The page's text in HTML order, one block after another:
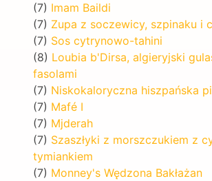
(7) Imam Baildi
(7) Zupa z soczewicy, szpinaku i
(7) Sos cytrynowo-tahini
(8) Loubia b'Dirsa, algieryjski
fasolami
(7) Niskokaloryczna hiszpańska
(7) Mafé I
(7) Mjderah
(7) Szaszłyki z morszczukiem z
tymiankiem
(7) Monney's Wędzona Bakłażan